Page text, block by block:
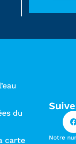
du
carte
Notre